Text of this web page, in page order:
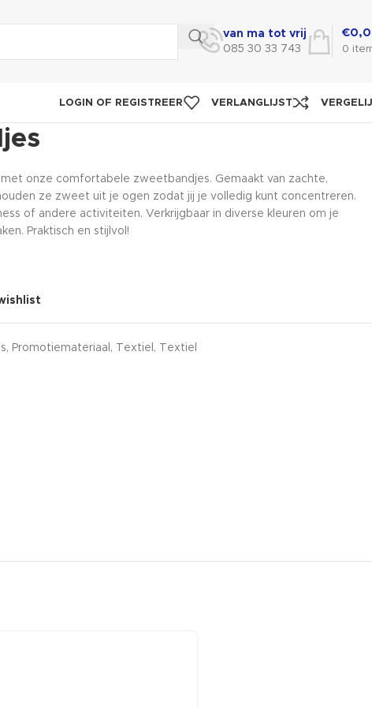
van ma tot vrij
085 30 33 743
0
€
LOGIN OF REGISTREER VERLANGLIJST
onze comfortabele zweetbandjes. Gemaakt van zachte,
ze zweet uit je ogen zodat jij je volledig kunt concentreren.
of andere activiteiten. Verkrijgbaar in diverse kleuren om je
Praktisch en stijlvol!
, Promotiemateriaal , Textiel , Textiel